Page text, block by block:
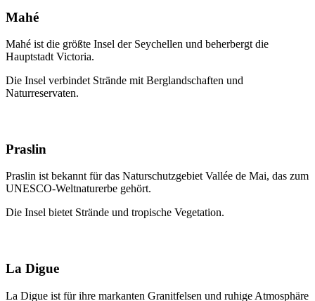
Mahé
Mahé ist die größte Insel der Seychellen und beherbergt die
Hauptstadt Victoria.
Die Insel verbindet Strände mit Berglandschaften und
Naturreservaten.
Praslin
Praslin ist bekannt für das Naturschutzgebiet Vallée de Mai, das zum
UNESCO-Weltnaturerbe gehört.
Die Insel bietet Strände und tropische Vegetation.
La Digue
La Digue ist für ihre markanten Granitfelsen und ruhige Atmosphäre